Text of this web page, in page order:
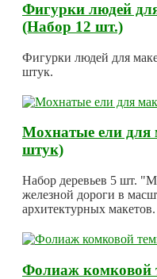
Фигурки людей
(Набор 12 шт.)
Фигурки людей для
штук.
Мохнатые ели для
штук)
Набор деревьев 5 шт.
железной дороги в
архитектурных макетов.
Фолиаж комковой